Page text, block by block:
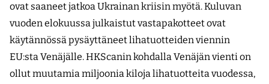
ovat saaneet jatkoa Ukrainan kriisin myötä. Kuluvan
vuoden elokuussa julkaistut vastapakotteet ovat
käytännössä pysäyttäneet lihatuotteiden viennin
EU:sta Venäjälle. HKScanin kohdalla Venäjän vienti on
ollut muutamia miljoonia kiloja lihatuotteita vuodessa,